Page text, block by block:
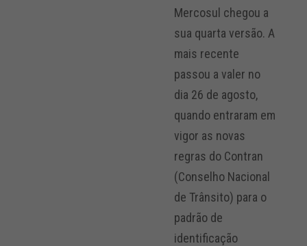
Mercosul chegou a
sua quarta versão. A
mais recente
passou a valer no
dia 26 de agosto,
quando entraram em
vigor as novas
regras do Contran
(Conselho Nacional
de Trânsito) para o
padrão de
identificação